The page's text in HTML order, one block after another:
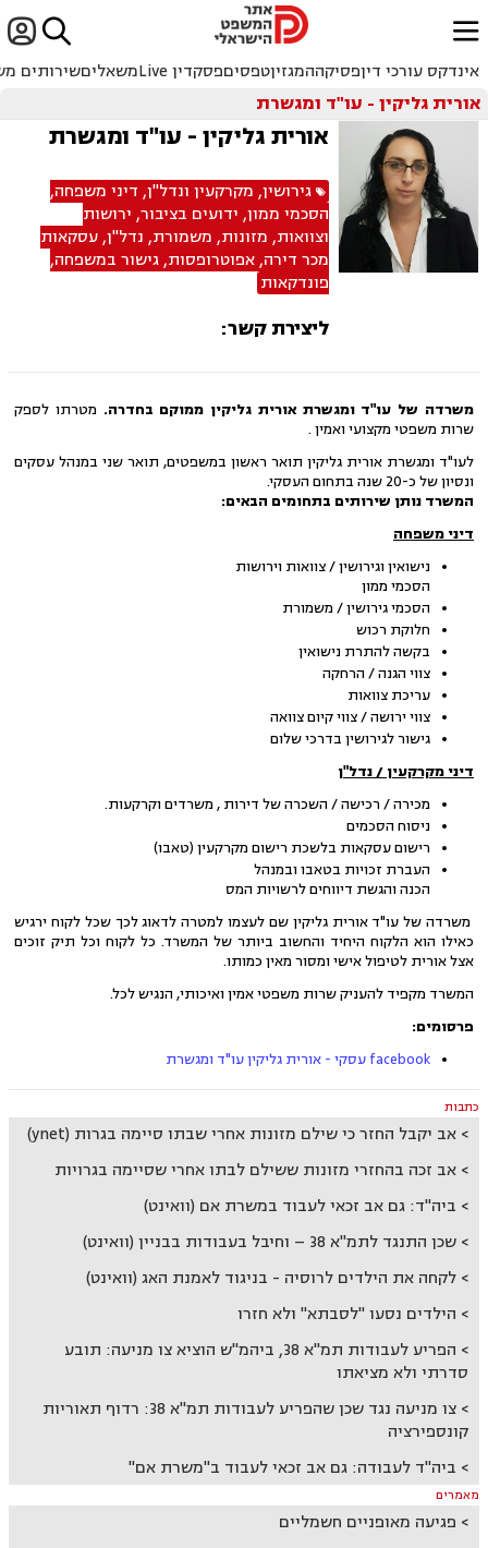

ﱐ
אינדקס עורכי דיןפסיקההמגזיןטפסיםפסקדין Live משאליםשירותים
אורית גליקין - עו"ד ומגשרת
אורית גליקין - עו"ד ומגשרת
גירושין, מקרקעין ונדל"ן, דיני משפחה,
הסכמי ממון, ידועים בציבור, ירושות
וצוואות, מזונות, משמורת, נדל"ן,עסקאות
מכר דירה,אפוטרופסות,גישור במשפחה,
פונדקאות
ליצירת קשר:
משרדה של עו"ד ומגשרת אורית גליקין ממוקם בחדרה. מטרתו לספק
שרות משפטי מקצועי ואמין .
לעו"ד ומגשרת אורית גליקין תואר ראשון במשפטים, תואר שני במנהל עסקים
ונסיון של כ-20 שנה בתחום העסקי.
המשרד נותן שירותים בתחומים הבאים:
דיני משפחה
נישואין וגירושין / צוואות וירושות
הסכמי ממון
הסכמי גירושין / משמורת
חלוקת רכוש
בקשה להתרת נישואין
צווי הגנה / הרחקה
עריכת צוואות
צווי ירושה / צווי קיום צוואה
גישור לגירושין בדרכי שלום
דיני מקרקעין / נדל"ן
מכירה / רכישה / השכרה של דירות , משרדים וקרקעות.
ניסוח הסכמים
רישום עסקאות בלשכת רישום מקרקעין (טאבו)
העברת זכויות בטאבו ובמנהל
הכנה והגשת דיווחים לרשויות המס
משרדה של עו"ד אורית גליקין שם לעצמו למטרה לדאוג לכך שכל לקוח ירגיש
כאילו הוא הלקוח היחיד והחשוב ביותר של המשרד. כל לקוח וכל תיק זוכים
אצל אורית לטיפול אישי ומסור מאין כמותו.
המשרד מקפיד להעניק שרות משפטי אמין ואיכותי, הנגיש לכל.
פרסומים:
facebook עסקי - אורית גליקין עו"ד ומגשרת
כתבות
אב יקבל החזר כי שילם מזונות אחרי שבתו סיימה בגרות (ynet)
אב זכה בהחזרי מזונות ששילם לבתו אחרי שסיימה בגרויות
ביה"ד: גם אב זכאי לעבוד במשרת אם (וואינט)
שכן התנגד לתמ"א 38 – וחיבל בעבודות בבניין (וואינט)
לקחה את הילדים לרוסיה - בניגוד לאמנת האג (וואינט)
הילדים נסעו "לסבתא" ולא חזרו
הפריע לעבודות תמ"א 38, ביהמ"ש הוציא צו מניעה: תובע
סדרתי ולא מציאתו
צו מניעה נגד שכן שהפריע לעבודות תמ"א 38: רדוף תאוריות
קונספירציה
ביה"ד לעבודה: גם אב זכאי לעבוד ב"משרת אם"
מאמרים
פגיעה מאופניים חשמליים